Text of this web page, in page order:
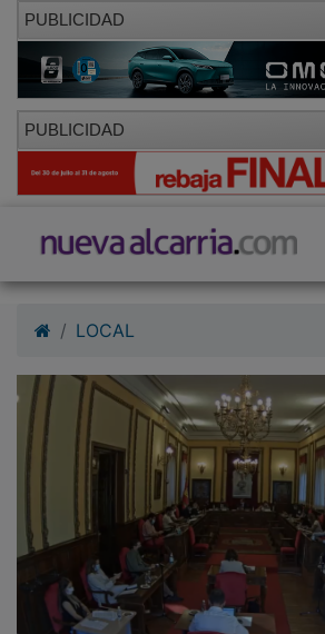
PUBLICIDAD
PUBLICIDAD